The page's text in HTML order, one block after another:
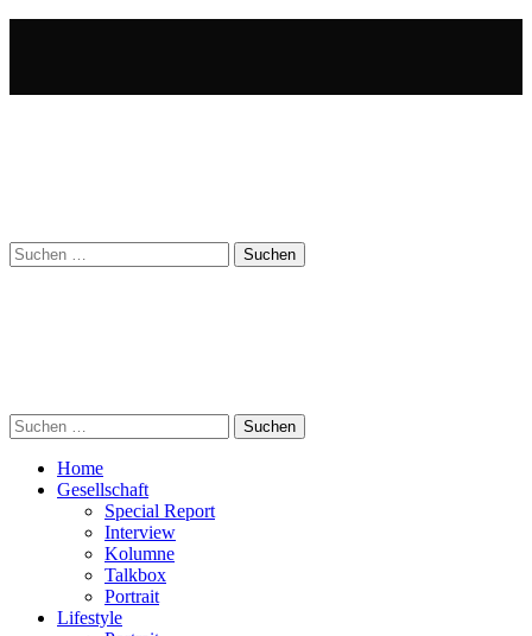
Suchen
nach:
Suchen
nach:
Home
Gesellschaft
Special Report
Interview
Kolumne
Talkbox
Portrait
Lifestyle